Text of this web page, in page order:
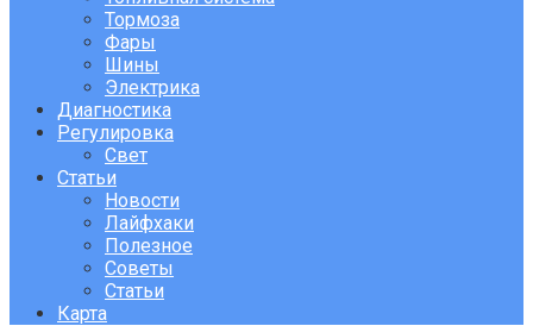
Тормоза
Фары
Шины
Электрика
Диагностика
Регулировка
Свет
Статьи
Новости
Лайфхаки
Полезное
Советы
Статьи
Карта